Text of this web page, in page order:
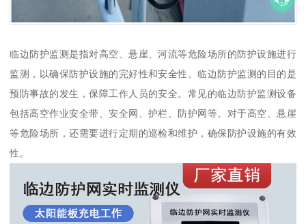
临边防护监测是指对高空、悬崖、河流等危险场所的防护设施进行
监测，以确保防护设施的完好性和安全性。临边防护监测的目的是
预防事故的发生，保障工作人员的安全。常见的临边防护监测设备
包括高空作业安全带、安全网、护栏、防护网等。对于高空、悬崖
等危险场所，还需要进行定期的巡检和维护，确保防护设施的有效
性。